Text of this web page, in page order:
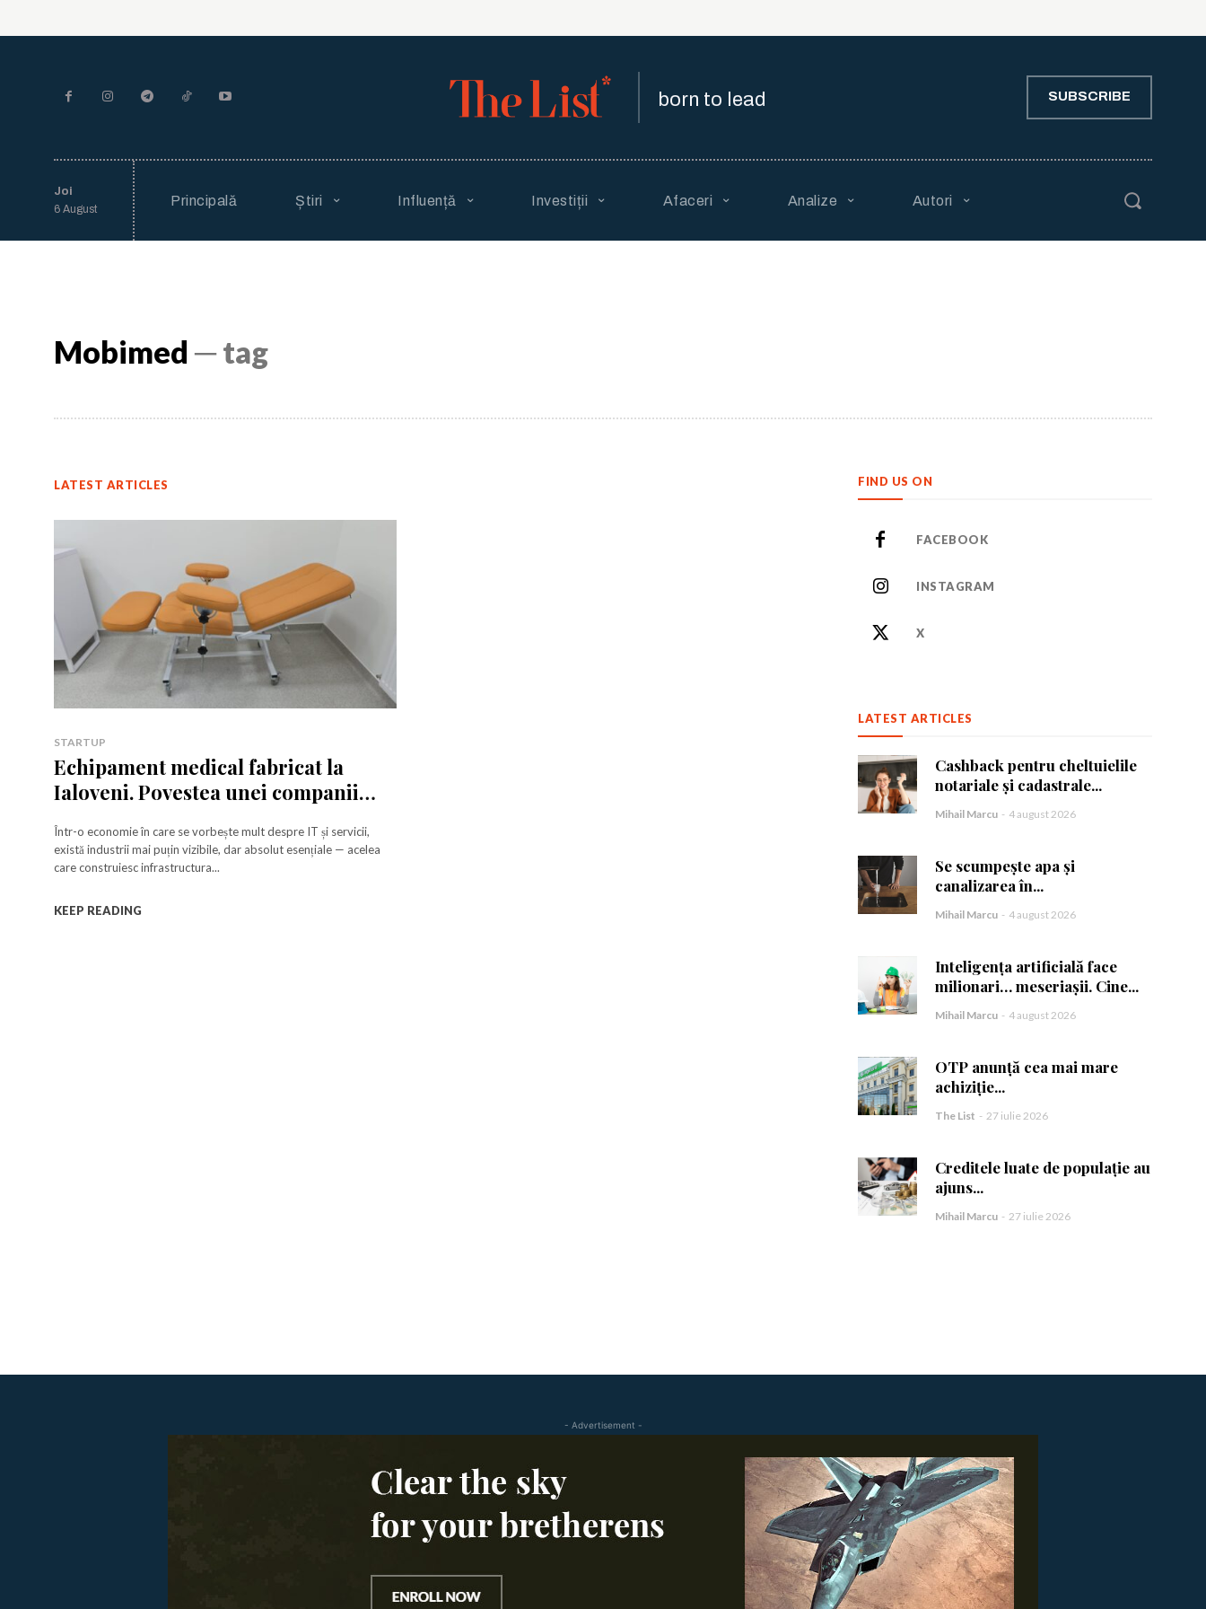
Rămâi conectat la lumea afacerilor și a ideilor care inspiră.
Am citit și accept
Rămâi conectat la lumea afacerilor și a ideilor care inspiră.
Am citit și accept
born to lead SUBSCRIBE
Joi
6 August
Principală Știri Influență Investiții Afaceri Analize Autori
Mobimed─ tag
LATEST ARTICLES
STARTUP
Echipament medical fabricat la
Ialoveni. Povestea unei companii
Într-o economie în care se vorbește mult despre IT și servicii,
există industrii mai puțin vizibile, dar absolut esențiale — acelea
care construiesc infrastructura...
KEEP READING
FIND US ON
FACEBOOK
INSTAGRAM
X
LATEST ARTICLES
Cashback pentru cheltuielile
notariale și cadastrale...
Mihail Marcu - 4 august 2026
Se scumpește apa și
canalizarea în...
Mihail Marcu - 4 august 2026
Inteligența artificială face
milionari… meseriașii. Cine...
Mihail Marcu - 4 august 2026
OTP anunță cea mai mare
achiziție...
The List - 27 iulie 2026
Creditele luate de populație au
ajuns...
Mihail Marcu - 27 iulie 2026
- Advertisement -